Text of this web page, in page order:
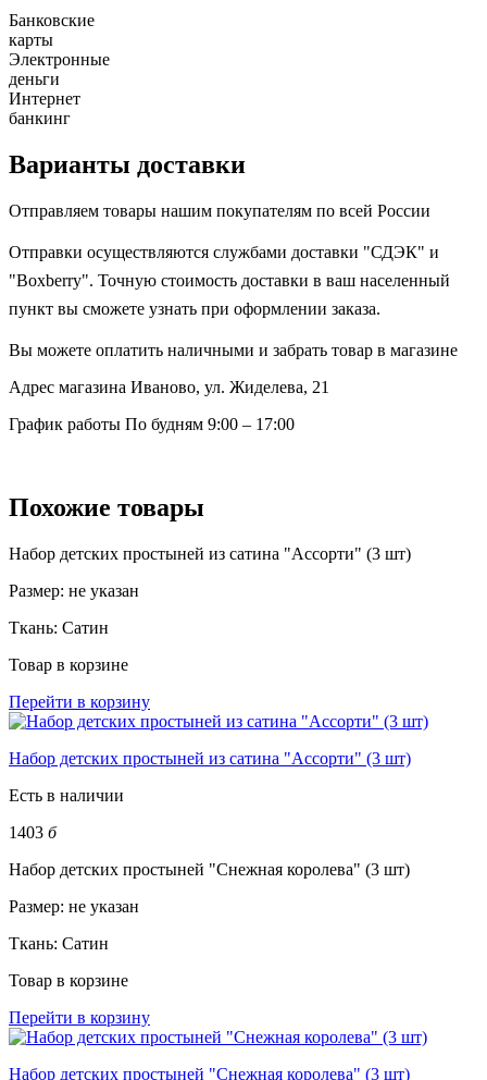
Банковские
карты
Электронные
деньги
Интернет
банкинг
Варианты доставки
Отправляем товары нашим покупателям по всей России
Отправки осуществляются службами доставки "СДЭК" и
"Boxberry". Точную стоимость доставки в ваш населенный
пункт вы сможете узнать при оформлении заказа.
Вы можете оплатить наличными и забрать товар в магазине
Адрес магазина Иваново, ул. Жиделева, 21
График работы По будням 9:00 – 17:00
Похожие товары
Набор детских простыней из сатина "Ассорти" (3 шт)
Размер: не указан
Ткань: Сатин
Товар в корзине
Перейти в корзину
Набор детских простыней из сатина "Ассорти" (3 шт)
Есть в наличии
1403 б
Набор детских простыней "Снежная королева" (3 шт)
Размер: не указан
Ткань: Сатин
Товар в корзине
Перейти в корзину
Набор детских простыней "Снежная королева" (3 шт)